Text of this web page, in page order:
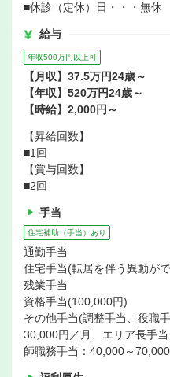
■休診（定休）日・・・無休
給与
年収500万円以上可
【月収】37.5万円24歳～
【年収】520万円24歳～
【時給】2,000円～
【昇給回数】
■1回
【賞与回数】
■2回
手当
住宅補助（手当）あり
通勤手当
住宅手当(転居を伴う異動が
残業手当
資格手当(100,000円)
その他手当(調整手当、役職
30,000円／月、エリア長手
師職務手当：40,000～